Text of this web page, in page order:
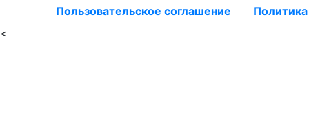
Пользовательское соглашение
<